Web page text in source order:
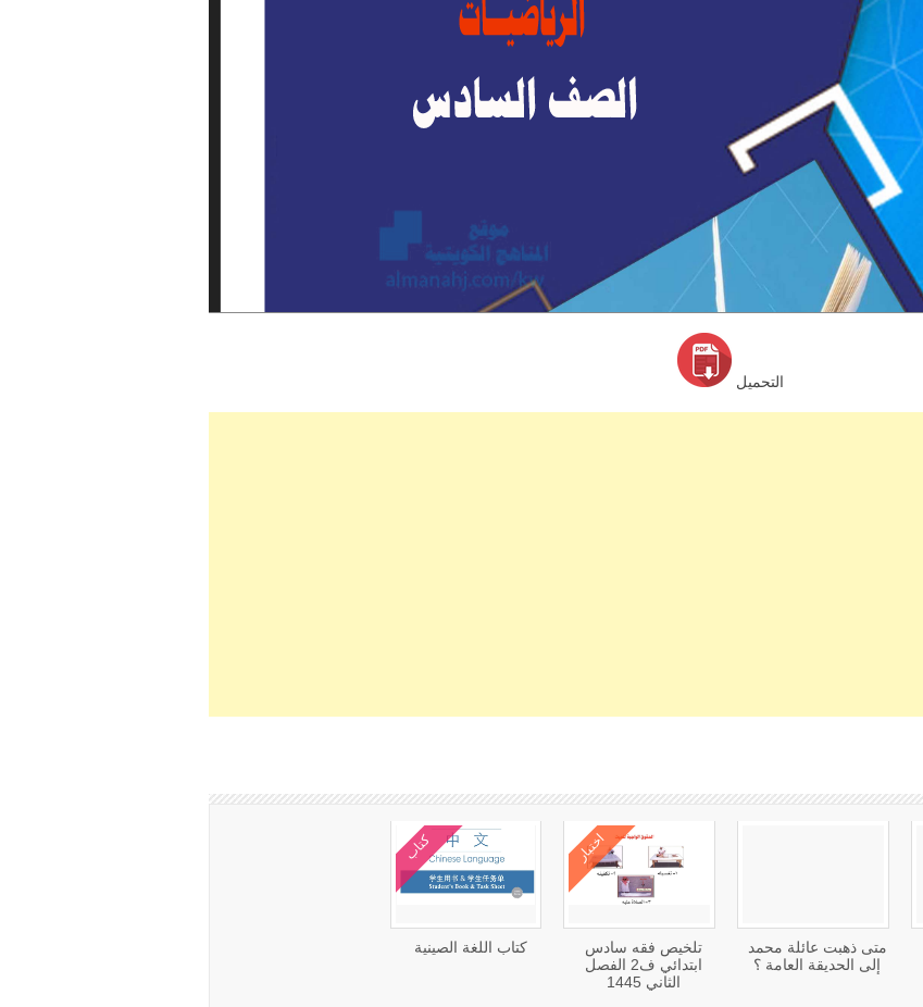
التحميل
متى ذهبت عائلة محمد
إلى الحديقة العامة ؟
اختبار
تلخيص فقه سادس
ابتدائي ف2 الفصل
الثاني 1445
كتاب
كتاب اللغة الصينية